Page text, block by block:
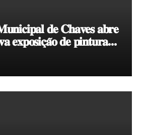
𝐝𝐞 𝐂𝐡𝐚𝐯𝐞𝐬 𝐚𝐛𝐫𝐞
𝐞𝐱𝐩𝐨𝐬𝐢𝐜̧𝐚̃𝐨 𝐝𝐞 𝐩𝐢𝐧𝐭𝐮𝐫𝐚
𝐝𝐞 𝐚𝐠𝐨𝐬𝐭𝐨